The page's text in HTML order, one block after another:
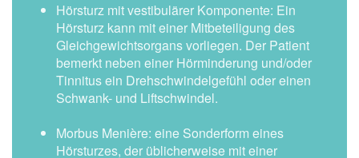
Hörsturz mit vestibulärer Komponente: Ein
Hörsturz kann mit einer Mitbeteiligung des
Gleichgewichtsorgans vorliegen. Der Patient
bemerkt neben einer Hörminderung und/oder
Tinnitus ein Drehschwindelgefühl oder einen
Schwank- und Liftschwindel.
Morbus Menière: eine Sonderform eines
Hörsturzes, der üblicherweise mit einer